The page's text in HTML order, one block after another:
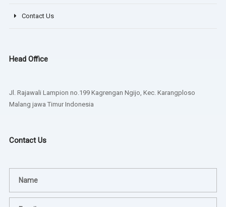
Contact Us
Head Office
Jl. Rajawali Lampion no.199 Kagrengan Ngijo, Kec. Karangploso
Malang jawa Timur Indonesia
Contact Us